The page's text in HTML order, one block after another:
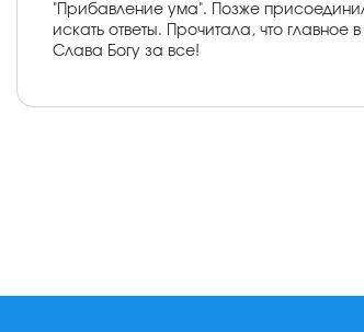
"Прибавление ума". Позже
искать ответы. Прочитала, что
Слава Богу за все!